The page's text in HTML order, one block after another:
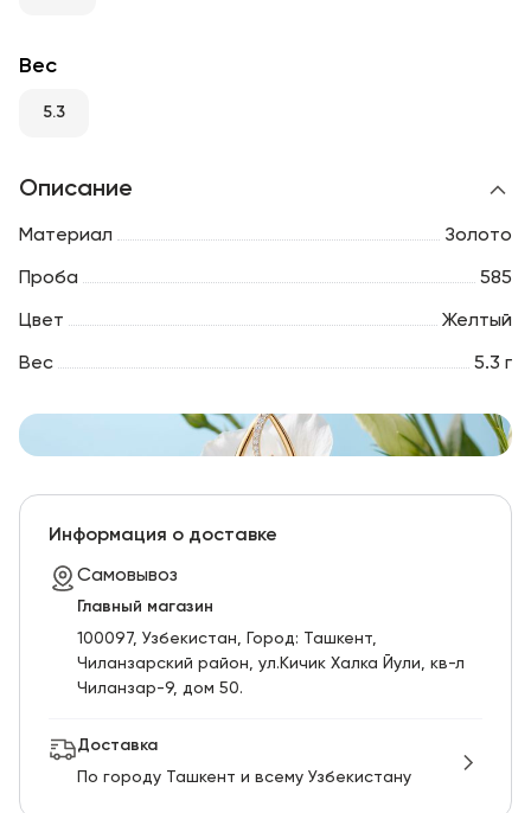
Вес
5.3
Описание
Материал Золото
Проба 585
Цвет Желтый
Вес 5.3 г
Информация о доставке
Самовывоз
Главный магазин
100097, Узбекистан, Город: Ташкент,
Чиланзарский pайон, ул.Кичик Халка Йули, кв-л
Чиланзар-9, дом 50.
Доставка
По городу Ташкент и всему Узбекистану